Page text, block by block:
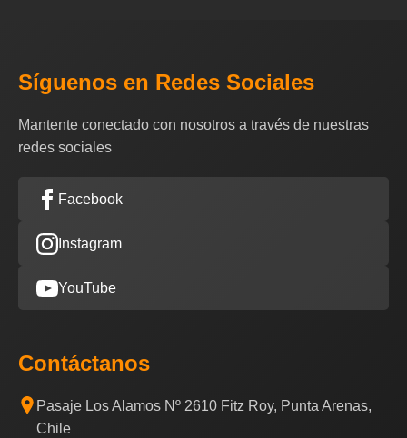
Síguenos en Redes Sociales
Mantente conectado con nosotros a través de nuestras
redes sociales
Facebook
Instagram
YouTube
Contáctanos
Pasaje Los Alamos Nº 2610 Fitz Roy, Punta Arenas,
Chile